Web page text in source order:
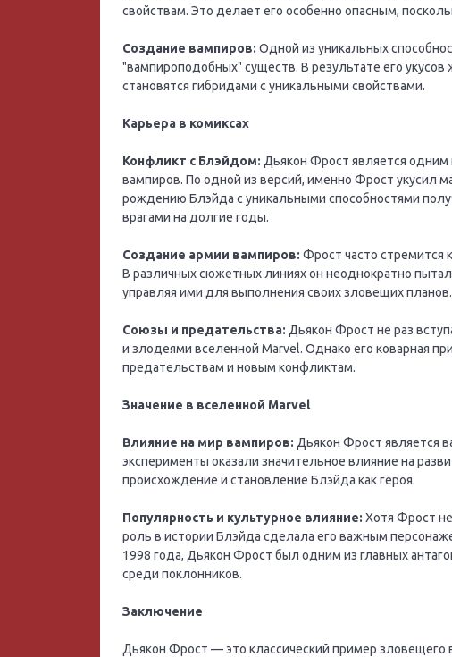
свойствам. Это делает его особенно опасным,
Создание вампиров: Одной из уникальных
"вампироподобных" существ. В результате его
становятся гибридами с уникальными свойствами.
Карьера в комиксах
Конфликт с Блэйдом: Дьякон Фрост является одним
вампиров. По одной из версий, именно Фрост укусил
рождению Блэйда с уникальными способностями
врагами на долгие годы.
Создание армии вампиров: Фрост часто стремится
В различных сюжетных линиях он неоднократно
управляя ими для выполнения своих зловещих планов.
Союзы и предательства: Дьякон Фрост не раз
и злодеями вселенной Marvel. Однако его коварная
предательствам и новым конфликтам.
Значение в вселенной Marvel
Влияние на мир вампиров: Дьякон Фрост является
эксперименты оказали значительное влияние на
происхождение и становление Блэйда как героя.
Популярность и культурное влияние: Хотя Фрост
роль в истории Блэйда сделала его важным
1998 года, Дьякон Фрост был одним из главных
среди поклонников.
Заключение
Дьякон Фрост — это классический пример зловещего